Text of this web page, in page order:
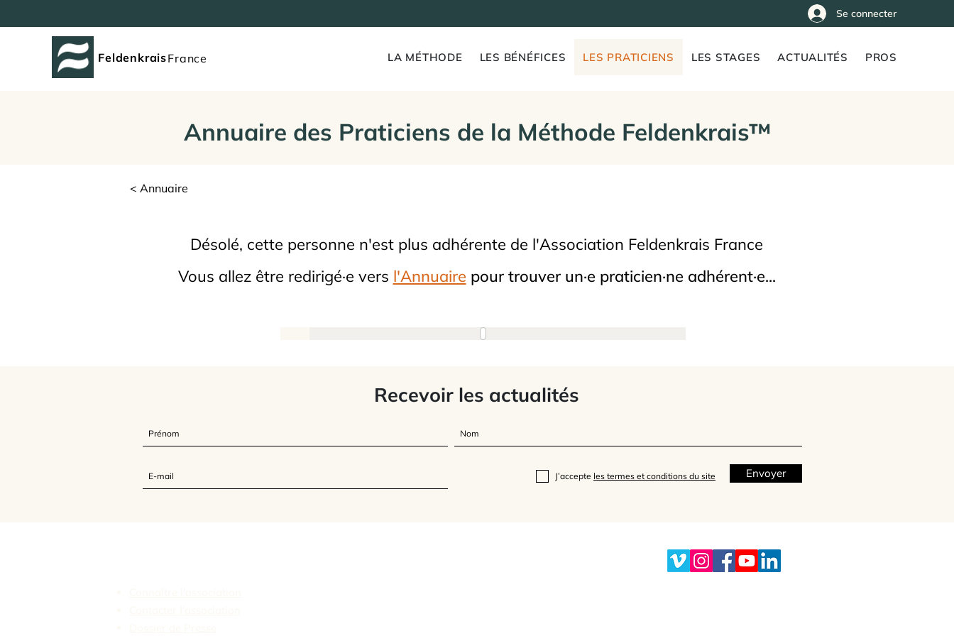
Se connecter
FeldenkraisFrance LA MÉTHODE LES BÉNÉFICES LES PRATICIENS LES STAGES ACTUALITÉS PROS
Annuaire des Praticiens de la Méthode Feldenkrais™
< Annuaire
Désolé, cette personne n'est plus adhérente de l'Association Feldenkrais France
Vous allez être redirigé·e vers l'Annuaire pour trouver un·e praticien·ne adhérent·e...
Recevoir les actualités
J’accepte les termes et conditions du site Envoyer